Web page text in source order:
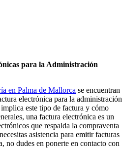
para la Administración
en Palma de Mallorca se encuentran
electrónica para la administración
este tipo de factura y cómo
una factura electrónica es un
que respalda la compraventa
asistencia para emitir facturas
no dudes en ponerte en contacto con